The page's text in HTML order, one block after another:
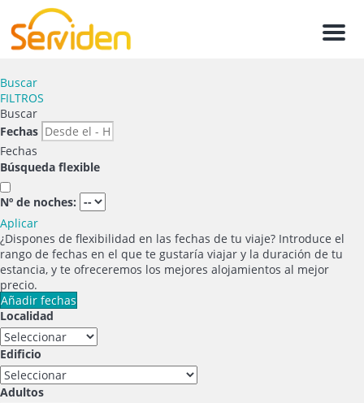
Menu
Buscar
FILTROS
Buscar
Fechas
Fechas
Búsqueda flexible
Nº de noches:
Aplicar
¿Dispones de flexibilidad en las fechas de tu viaje? Introduce el
rango de fechas en el que te gustaría viajar y la duración de tu
estancia, y te ofreceremos los mejores alojamientos al mejor
precio.
Añadir fechas
Localidad
Edificio
Adultos